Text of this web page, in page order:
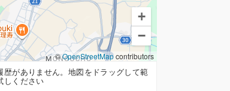
+
−
©OpenStreetMapcontributors
歴がありません。地図をドラッグして範
しください